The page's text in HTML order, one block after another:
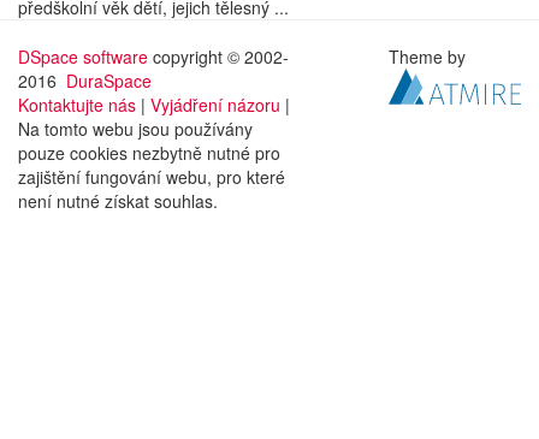
předškolní věk dětí, jejich tělesný ...
DSpace software copyright © 2002-
2016 DuraSpace
Kontaktujte nás | Vyjádření názoru |
Na tomto webu jsou používány
pouze cookies nezbytně nutné pro
zajištění fungování webu, pro které
není nutné získat souhlas.
Theme by